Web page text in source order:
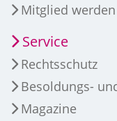
Mitglied werden
Service
Rechtsschutz
Besoldungs-
Magazine